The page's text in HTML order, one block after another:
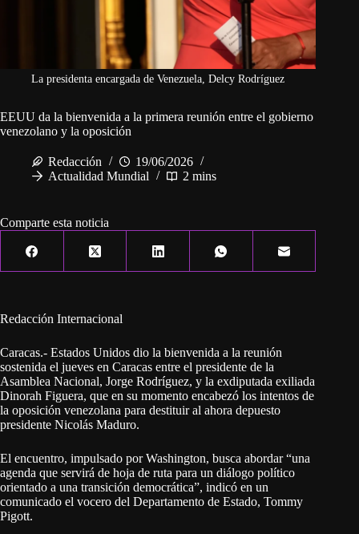
La presidenta encargada de Venezuela, Delcy Rodríguez
EEUU da la bienvenida a la primera reunión entre el gobierno
venezolano y la oposición
Redacción
19/06/2026
Actualidad Mundial
2 mins
Comparte esta noticia
Redacción Internacional
Caracas.- Estados Unidos dio la bienvenida a la reunión
sostenida el jueves en Caracas entre el presidente de la
Asamblea Nacional, Jorge Rodríguez, y la exdiputada exiliada
Dinorah Figuera, que en su momento encabezó los intentos de
la oposición venezolana para destituir al ahora depuesto
presidente Nicolás Maduro.
El encuentro, impulsado por Washington, busca abordar “una
agenda que servirá de hoja de ruta para un diálogo político
orientado a una transición democrática”, indicó en un
comunicado el vocero del Departamento de Estado, Tommy
Pigott.